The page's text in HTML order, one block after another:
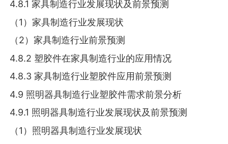
4.8.1 家具制造行业发展现状及前景预测
（1）家具制造行业发展现状
（2）家具制造行业前景预测
4.8.2 塑胶件在家具制造行业的应用情况
4.8.3 家具制造行业塑胶件应用前景预测
4.9 照明器具制造行业塑胶件需求前景分析
4.9.1 照明器具制造行业发展现状及前景预测
（1）照明器具制造行业发展现状